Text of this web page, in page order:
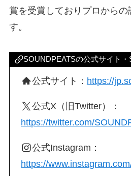
賞を受賞しておりプロから
す。
SOUNDPEATSの公式サイト・
公式サイト： https://
公式X（旧Twitter）：
https://twitter.com/
公式Instagram：
https://